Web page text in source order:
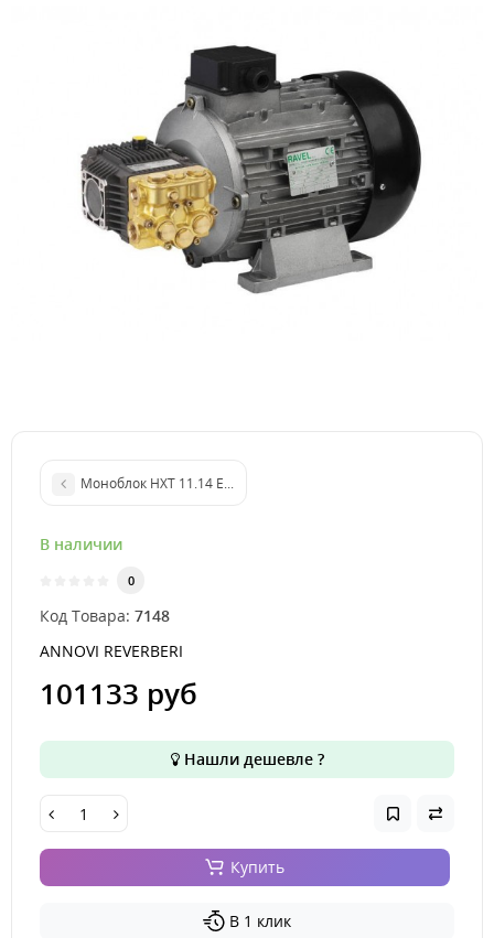
Моноблок HXT 11.14 ET 220-380В/50Гц 4 HP
В наличии
0
Код Товара: 7148
ANNOVI REVERBERI
101133 руб
Нашли дешевле ?
Купить
В 1 клик